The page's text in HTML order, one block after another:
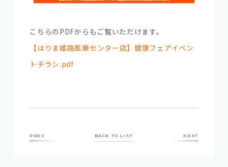
こちらのPDFからもご覧いただけます。
【はりま姫路医療センター店】健康フェアイベン
トチラシ.pdf
PREV BACK TO LIST NEXT